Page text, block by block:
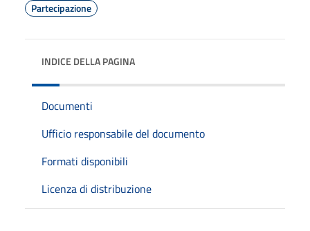
Partecipazione
INDICE DELLA PAGINA
Documenti
Ufficio responsabile del documento
Formati disponibili
Licenza di distribuzione